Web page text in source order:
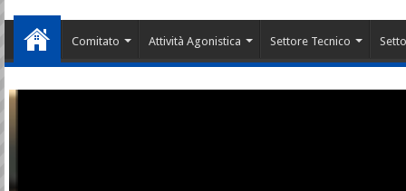
Comitato Attività Agonistica Settore Tecnico